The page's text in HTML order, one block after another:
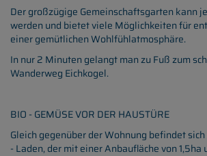
Der großzügige Gemeinschaftsgarten kann
werden und bietet viele Möglichkeiten für
einer gemütlichen Wohlfühlatmosphäre.
In nur 2 Minuten gelangt man zu Fuß zum
Wanderweg Eichkogel.
BIO - GEMÜSE VOR DER HAUSTÜRE
Gleich gegenüber der Wohnung befindet
- Laden, der mit einer Anbaufläche von 1,5ha